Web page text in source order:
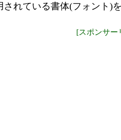
れている書体(フォント)を
[スポンサー